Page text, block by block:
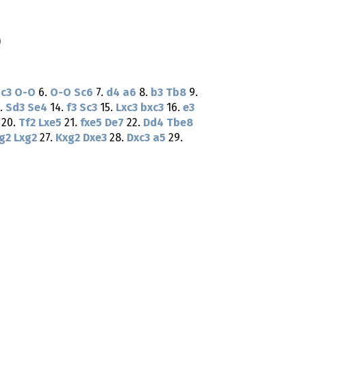
O-O 6. O-O Sc6 7. d4 a6 8. b3 Tb8 9.
Sd3 Se4 14. f3 Sc3 15. Lxc3 bxc3 16. e3
20. Tf2 Lxe5 21. fxe5 De7 22. Dd4 Tbe8
Lxg2 27. Kxg2 Dxe3 28. Dxc3 a5 29.